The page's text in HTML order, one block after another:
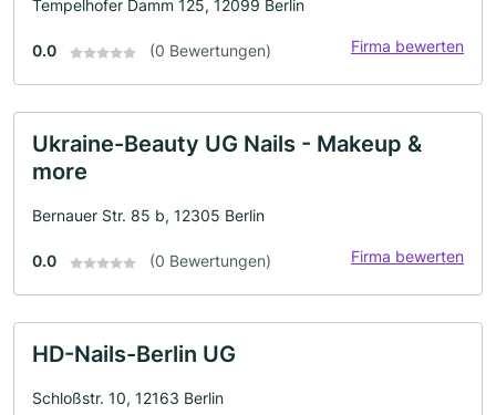
Tempelhofer Damm 125, 12099 Berlin
0.0 (0 Bewertungen) Firma bewerten
Ukraine-Beauty UG Nails - Makeup &
more
Bernauer Str. 85 b, 12305 Berlin
0.0 (0 Bewertungen) Firma bewerten
HD-Nails-Berlin UG
Schloßstr. 10, 12163 Berlin